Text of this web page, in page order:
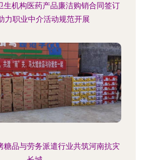
生机构医药产品廉洁购销合同签订
力职业中介活动规范开展
糖品与劳务派遣行业共筑河南抗灾